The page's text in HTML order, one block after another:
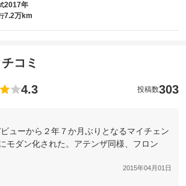
2017年
7.2万km
コミ
4.3 投稿数303
ューから２年７か月ぶりとなるマイチェン
モダン化された。アテンザ同様、フロン
2015年04月01日